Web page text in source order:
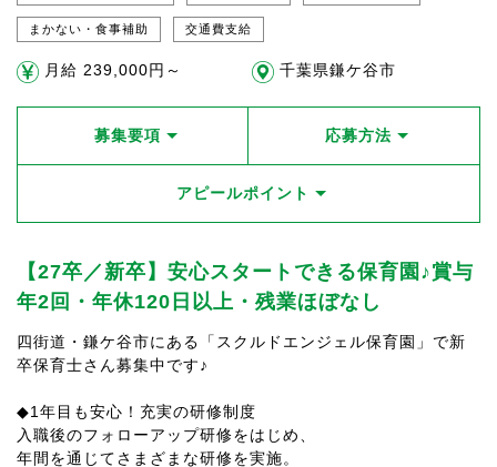
まかない・食事補助 交通費支給
月給 239,000円～ 千葉県鎌ケ谷市
募集要項 応募方法
アピールポイント
【27卒／新卒】安心スタートできる保育園♪賞与
年2回・年休120日以上・残業ほぼなし
四街道・鎌ケ谷市にある「スクルドエンジェル保育園」で新
卒保育士さん募集中です♪
◆1年目も安心！充実の研修制度
入職後のフォローアップ研修をはじめ、
年間を通じてさまざまな研修を実施。